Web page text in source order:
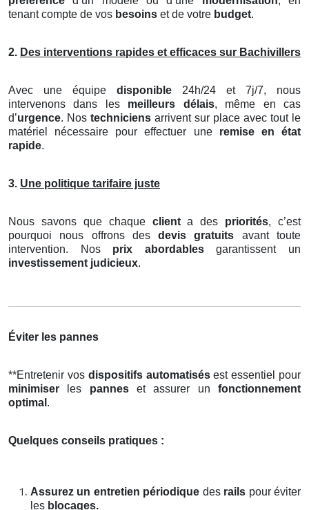
tenant compte de vos besoins et de votre budget.
2. Des interventions rapides et efficaces sur Bachivillers
Avec une équipe disponible 24h/24 et 7j/7, nous
intervenons dans les meilleurs délais, même en cas
d’urgence. Nos techniciens arrivent sur place avec tout le
matériel nécessaire pour effectuer une remise en état
rapide.
3. Une politique tarifaire juste
Nous savons que chaque clienta des priorités, c’est
pourquoi nous offrons desdevis gratuits avant toute
intervention. Nos prix abordablesgarantissent un
investissement judicieux.
Éviter les pannes
**Entretenir vos dispositifs automatisésest essentiel pour
minimiser les panneset assurer unfonctionnement
optimal .
Quelques conseils pratiques :
Assurez un entretien périodique des rails pour éviter
les blocages.